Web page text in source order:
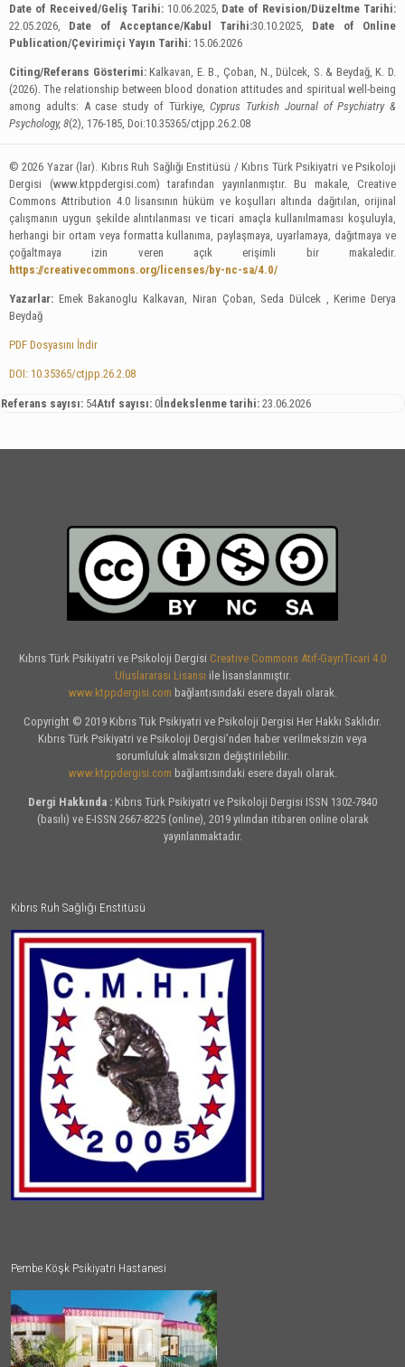
Date of Received/Geliş Tarihi: 10.06.2025, Date of Revision/Düzeltme Tarihi:
22.05.2026, Date of Acceptance/Kabul Tarihi:30.10.2025, Date of Online
Publication/Çevirimiçi Yayın Tarihi: 15.06.2026
Citing/Referans Gösterimi:Kalkavan, E. B., Çoban, N., Dülcek, S. & Beydağ, K. D.
(2026). The relationship between blood donation attitudes and spiritual well-being
among adults: A case study of Türkiye,Cyprus Turkish Journal of Psychiatry &
Psychology, 8(2), 176-185, Doi:10.35365/ctjpp.26.2.08
© 2026 Yazar (lar). Kıbrıs Ruh Sağlığı Enstitüsü / Kıbrıs Türk Psikiyatri ve Psikoloji
Dergisi (www.ktppdergisi.com) tarafından yayınlanmıştır. Bu makale, Creative
Commons Attribution 4.0 lisansının hüküm ve koşulları altında dağıtılan, orijinal
çalışmanın uygun şekilde alıntılanması ve ticari amaçla kullanılmaması koşuluyla,
herhangi bir ortam veya formatta kullanıma, paylaşmaya, uyarlamaya, dağıtmaya ve
çoğaltmaya izin veren açık erişimli bir makaledir.
https://creativecommons.org/licenses/by-nc-sa/4.0/
Yazarlar: Emek Bakanoglu Kalkavan, Niran Çoban, Seda Dülcek , Kerime Derya
Beydağ
PDF Dosyasını İndir
DOI: 10.35365/ctjpp.26.2.08
Referans sayısı: 54Atıf sayısı: 0İndekslenme tarihi: 23.06.2026
Kıbrıs Türk Psikiyatri ve Psikoloji Dergisi Creative Commons Atıf-GayriTicari 4.0
Uluslararası Lisansı ile lisanslanmıştır.
www.ktppdergisi.com bağlantısındaki esere dayalı olarak.
Copyright © 2019 Kıbrıs Tük Psikiyatri ve Psikoloji Dergisi Her Hakkı Saklıdır.
Kıbrıs Türk Psikiyatri ve Psikoloji Dergisi’nden haber verilmeksizin veya
sorumluluk almaksızın değiştirilebilir.
www.ktppdergisi.com bağlantısındaki esere dayalı olarak.
Dergi Hakkında : Kıbrıs Türk Psikiyatri ve Psikoloji Dergisi ISSN 1302-7840
(basılı) ve E-ISSN 2667-8225 (online), 2019 yılından itibaren online olarak
yayınlanmaktadır.
Kıbrıs Ruh Sağlığı Enstitüsü
Pembe Köşk Psikiyatri Hastanesi